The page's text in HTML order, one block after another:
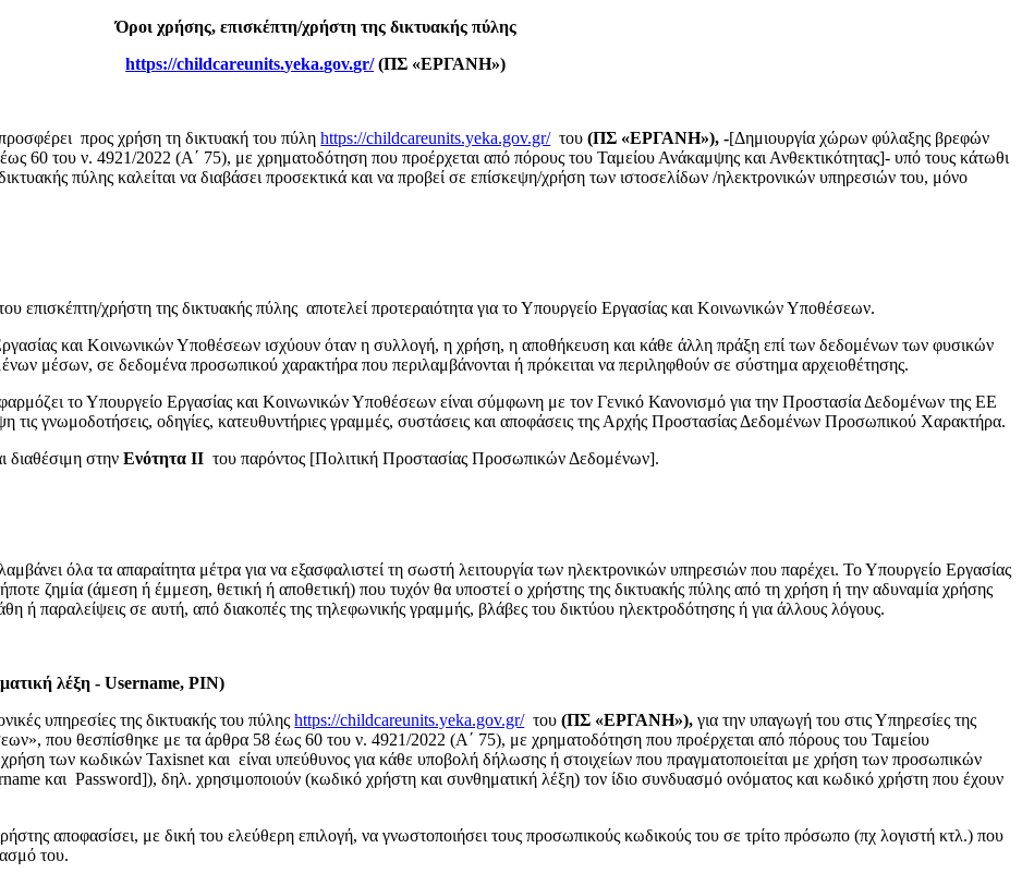
Όροι χρήσης, επισκέπτη/χρήστη της δικτυακής πύλης
https://childcareunits.yeka.gov.gr/ (ΠΣ «ΕΡΓΑΝΗ»)
προς χρήση τη δικτυακή του πύληhttps://childcareunits.yeka.gov.gr/του (ΠΣ «ΕΡΓΑΝΗ»), -[Δημιουργία χώρων φύλαξης βρεφών
60 του ν. 4921/2022 (Α΄ 75), με χρηματοδότηση που προέρχεται από πόρους του Ταμείου Ανάκαμψης και Ανθεκτικότητας]- υπό τους κάτωθι
πύλης καλείται να διαβάσει προσεκτικά και να προβεί σε επίσκεψη/χρήση των ιστοσελίδων /ηλεκτρονικών υπηρεσιών του, μόνο
επισκέπτη/χρήστη της δικτυακής πύλης αποτελεί προτεραιότητα για το Υπουργείο Εργασίας και Κοινωνικών Υποθέσεων.
και Κοινωνικών Υποθέσεων ισχύουν όταν η συλλογή, η χρήση, η αποθήκευση και κάθε άλλη πράξη επί των δεδομένων των φυσικών
μέσων, σε δεδομένα προσωπικού χαρακτήρα που περιλαμβάνονται ή πρόκειται να περιληφθούν σε σύστημα αρχειοθέτησης.
το Υπουργείο Εργασίας και Κοινωνικών Υποθέσεων είναι σύμφωνη με τον Γενικό Κανονισμό για την Προστασία Δεδομένων της ΕΕ
τις γνωμοδοτήσεις, οδηγίες, κατευθυντήριες γραμμές, συστάσεις και αποφάσεις της Αρχής Προστασίας Δεδομένων Προσωπικού Χαρακτήρα.
διαθέσιμη στηνΕνότητα ΙΙ του παρόντος [Πολιτική Προστασίας Προσωπικών Δεδομένων].
όλα τα απαραίτητα μέτρα για να εξασφαλιστεί τη σωστή λειτουργία των ηλεκτρονικών υπηρεσιών που παρέχει. Το Υπουργείο Εργασίας
ζημία (άμεση ή έμμεση, θετική ή αποθετική) που τυχόν θα υποστεί ο χρήστης της δικτυακής πύλης από τη χρήση ή την αδυναμία χρήσης
ή παραλείψεις σε αυτή, από διακοπές της τηλεφωνικής γραμμής, βλάβες του δικτύου ηλεκτροδότησης ή για άλλους λόγους.
λέξη - Username, PIN)
υπηρεσίες της δικτυακής του πύληςhttps://childcareunits.yeka.gov.gr/του(ΠΣ «ΕΡΓΑΝΗ»),για την υπαγωγή του στις Υπηρεσίες της
που θεσπίσθηκε με τα άρθρα 58 έως 60 του ν. 4921/2022 (Α΄ 75), με χρηματοδότηση που προέρχεται από πόρους του Ταμείου
των κωδικών Taxisnet και είναι υπεύθυνος για κάθε υποβολή δήλωσης ή στοιχείων που πραγματοποιείται με χρήση των προσωπικών
και Password]), δηλ. χρησιμοποιούν (κωδικό χρήστη και συνθηματική λέξη) τον ίδιο συνδυασμό ονόματος και κωδικό χρήστη που έχουν
αποφασίσει, με δική του ελεύθερη επιλογή, να γνωστοποιήσει τους προσωπικούς κωδικούς του σε τρίτο πρόσωπο (πχ λογιστή κτλ.) που
του.